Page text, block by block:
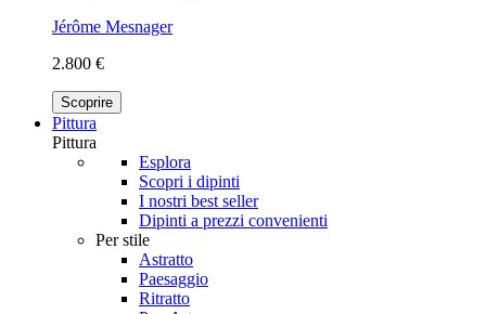
Jérôme Mesnager
2.800 €
Scoprire
Pittura
Pittura
Esplora
Scopri i dipinti
I nostri best seller
Dipinti a prezzi convenienti
Per stile
Astratto
Paesaggio
Ritratto